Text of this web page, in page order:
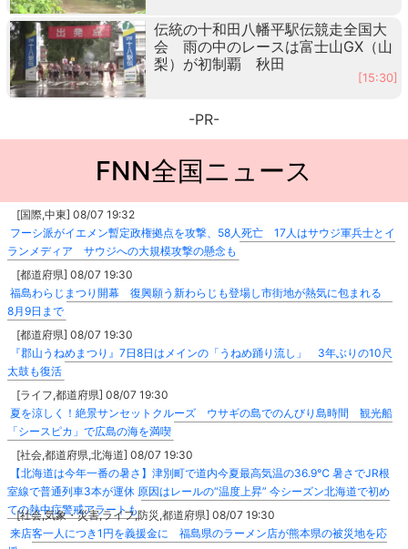
伝統の十和田八幡平駅伝競走全国大
会 雨の中のレースは富士山GX（山
梨）が初制覇 秋田
[15:30]
-PR-
FNN全国ニュース
[国際,中東] 08/07 19:32
フーシ派がイエメン暫定政権拠点を攻撃、58人死亡 17人はサウジ軍兵士とイ
ランメディア サウジへの大規模攻撃の懸念も
[都道府県] 08/07 19:30
福島わらじまつり開幕 復興願う新わらじも登場し市街地が熱気に包まれる
8月9日まで
[都道府県] 08/07 19:30
『郡山うねめまつり』7日8日はメインの「うねめ踊り流し」 3年ぶりの10尺
太鼓も復活
[ライフ,都道府県] 08/07 19:30
夏を涼しく！絶景サンセットクルーズ ウサギの島でのんびり島時間 観光船
「シースピカ」で広島の海を満喫
[社会,都道府県,北海道] 08/07 19:30
【北海道は今年一番の暑さ】津別町で道内今夏最高気温の36.9℃ 暑さでJR根
室線で普通列車3本が運休 原因はレールの“温度上昇” 今シーズン北海道で初め
ての熱中症警戒アラートも
[社会,気象・災害,ライフ,防災,都道府県] 08/07 19:30
来店客一人につき1円を義援金に 福島県のラーメン店が熊本県の被災地を応